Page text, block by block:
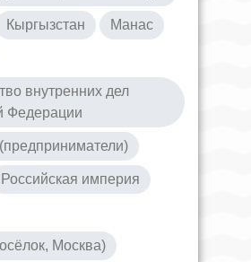
Кыргызстан Манас
внутренних дел
Федерации
Российская империя
Москва)